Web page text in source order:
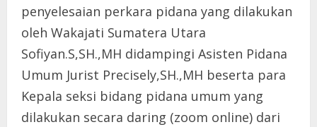
penyelesaian perkara pidana yang dilakukan
oleh Wakajati Sumatera Utara
Sofiyan.S,SH.,MH didampingi Asisten Pidana
Umum Jurist Precisely,SH.,MH beserta para
Kepala seksi bidang pidana umum yang
dilakukan secara daring (zoom online) dari